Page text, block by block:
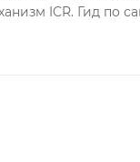
ICR. Гид по